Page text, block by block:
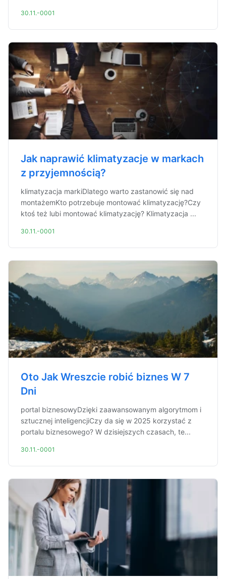
30.11.-0001
Jak naprawić klimatyzacje w markach
z przyjemnością?
klimatyzacja markiDlatego warto zastanowić się nad
montażemKto potrzebuje montować klimatyzację?Czy
ktoś też lubi montować klimatyzację? Klimatyzacja ...
30.11.-0001
Oto Jak Wreszcie robić biznes W 7
Dni
portal biznesowyDzięki zaawansowanym algorytmom i
sztucznej inteligencjiCzy da się w 2025 korzystać z
portalu biznesowego? W dzisiejszych czasach, te...
30.11.-0001